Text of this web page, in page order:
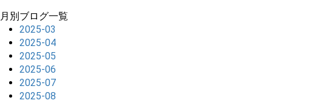
月別ブログ一覧
2025-03
2025-04
2025-05
2025-06
2025-07
2025-08